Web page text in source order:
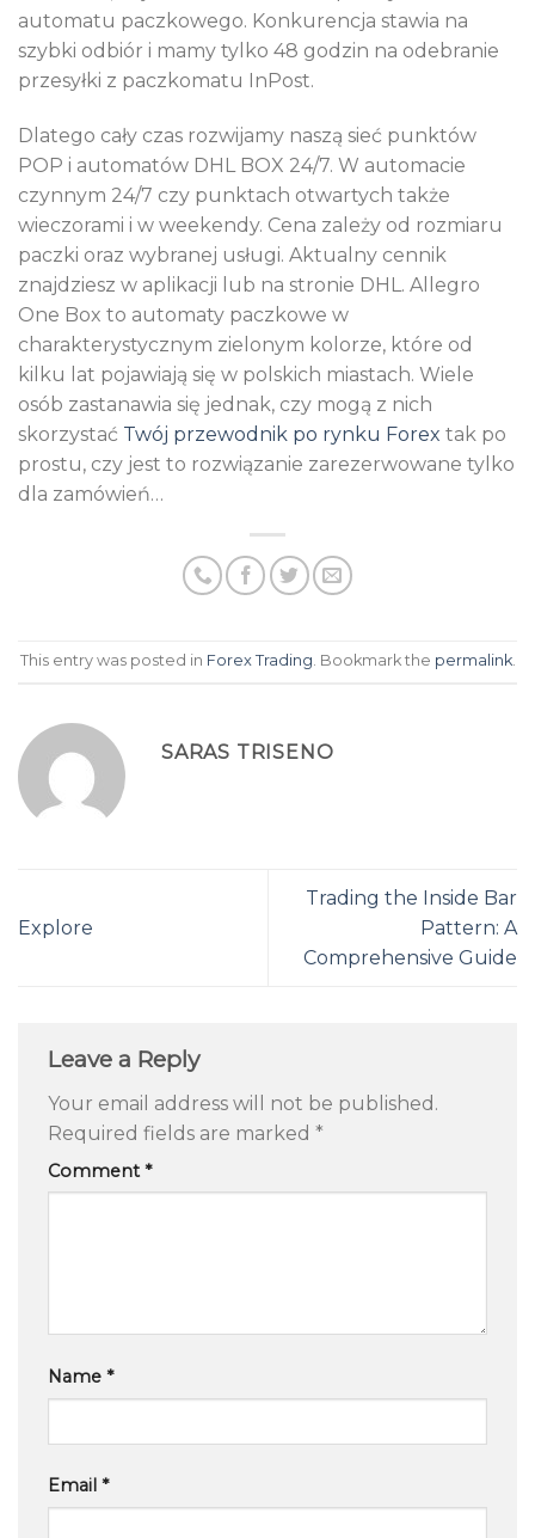
automatu paczkowego. Konkurencja stawia na
szybki odbiór i mamy tylko 48 godzin na odebranie
przesyłki z paczkomatu InPost.
Dlatego cały czas rozwijamy naszą sieć punktów
POP i automatów DHL BOX 24/7. W automacie
czynnym 24/7 czy punktach otwartych także
wieczorami i w weekendy. Cena zależy od rozmiaru
paczki oraz wybranej usługi. Aktualny cennik
znajdziesz w aplikacji lub na stronie DHL. Allegro
One Box to automaty paczkowe w
charakterystycznym zielonym kolorze, które od
kilku lat pojawiają się w polskich miastach. Wiele
osób zastanawia się jednak, czy mogą z nich
skorzystać Twój przewodnik po rynku Forex tak po
prostu, czy jest to rozwiązanie zarezerwowane tylko
dla zamówień…
This entry was posted in Forex Trading. Bookmark the permalink.
SARAS TRISENO
Explore
Trading the Inside Bar
Pattern: A
Comprehensive Guide
Leave a Reply
Your email address will not be published.
Required fields are marked *
Comment*
Name *
Email *